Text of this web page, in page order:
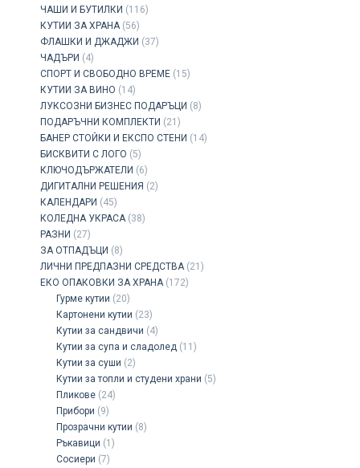
ЧАШИ И БУТИЛКИ (116)
КУТИИ ЗА ХРАНА (56)
ФЛАШКИ И ДЖАДЖИ (37)
ЧАДЪРИ (4)
СПОРТ И СВОБОДНО ВРЕМЕ (15)
КУТИИ ЗА ВИНО (14)
ЛУКСОЗНИ БИЗНЕС ПОДАРЪЦИ (8)
ПОДАРЪЧНИ КОМПЛЕКТИ (21)
БАНЕР СТОЙКИ И ЕКСПО СТЕНИ (14)
БИСКВИТИ С ЛОГО (5)
КЛЮЧОДЪРЖАТЕЛИ (6)
ДИГИТАЛНИ РЕШЕНИЯ (2)
КАЛЕНДАРИ (45)
КОЛЕДНА УКРАСА (38)
РАЗНИ (27)
ЗА ОТПАДЪЦИ (8)
ЛИЧНИ ПРЕДПАЗНИ СРЕДСТВА (21)
ЕКО ОПАКОВКИ ЗА ХРАНА (172)
Гурме кутии (20)
Картонени кутии (23)
Кутии за сандвичи (4)
Кутии за супа и сладолед (11)
Кутии за суши (2)
Кутии за топли и студени храни (5)
Пликове (24)
Прибори (9)
Прозрачни кутии (8)
Ръкавици (1)
Сосиери (7)